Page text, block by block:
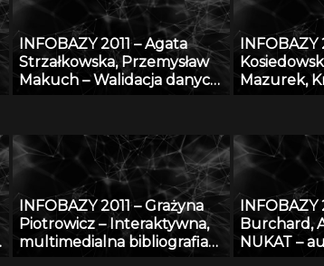
INFOBAZY 2011 – Agata
Strzałkowska, Przemysław
Makuch – Walidacja danych
atmosferycznych
INFOBAZY
Mazurek,
Węglarz,
–
o bazę
INFOBAZY 2011 – Grażyna
Piotrowicz – Interaktywna,
multimedialna bibliografia
INFOBAZY
Burchard,
NUKAT –